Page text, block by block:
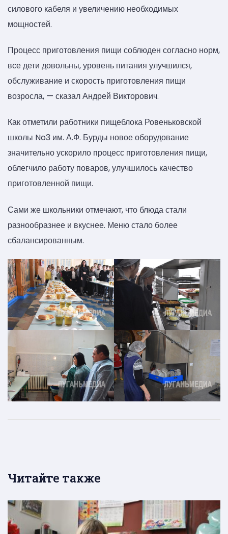
силового кабеля и увеличению необходимых
мощностей.
Процесс приготовления пищи соблюден согласно норм,
все дети довольны, уровень питания улучшился,
обслуживание и скорость приготовления пищи
возросла, — сказал Андрей Викторович.
Как отметили работники пищеблока Ровеньковской
школы No3 им. А.Ф. Бурды новое оборудование
значительно ускорило процесс приготовления пищи,
облегчило работу поваров, улучшилось качество
приготовленной пищи.
Сами же школьники отмечают, что блюда стали
разнообразнее и вкуснее. Меню стало более
сбалансированным.
Читайте также